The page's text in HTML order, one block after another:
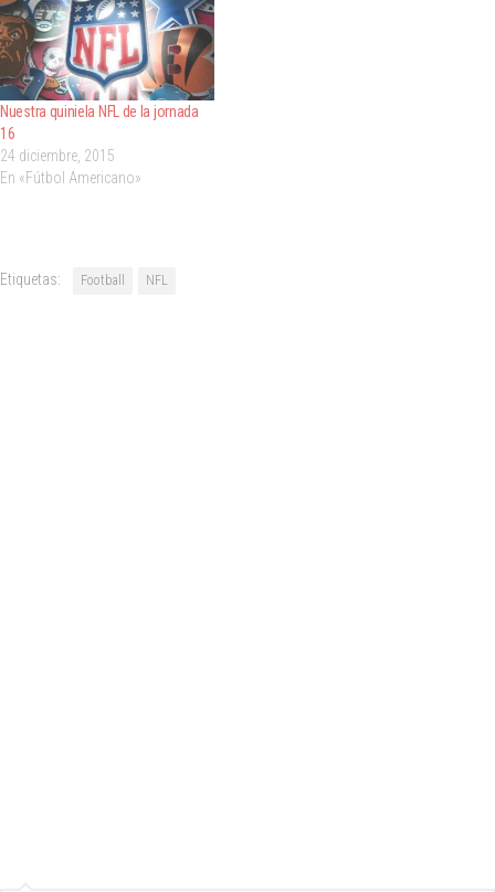
Nuestra quiniela NFL de la jornada
16
24 diciembre, 2015
En «Fútbol Americano»
Etiquetas: Football NFL